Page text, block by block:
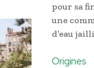
pour sa
une
d’eau
Origines